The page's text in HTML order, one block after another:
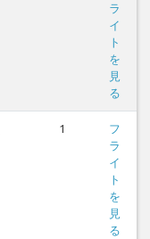
ラ
イ
ト
を
見
る
1
フ
ラ
イ
ト
を
見
る